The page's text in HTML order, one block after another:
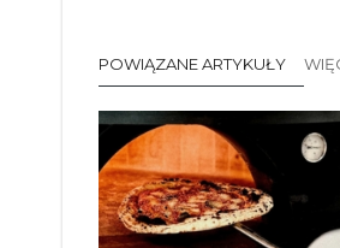
POWIĄZANE ARTYKUŁY